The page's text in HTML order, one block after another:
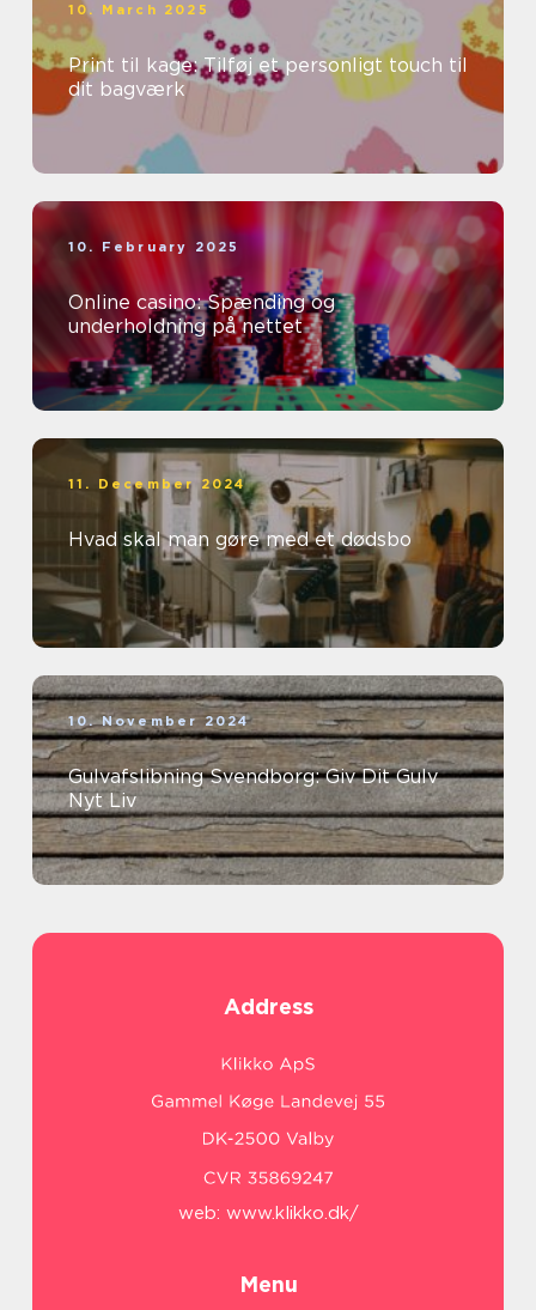
10. March 2025
Print til kage: Tilføj et personligt touch til
dit bagværk
10. February 2025
Online casino: Spænding og
underholdning på nettet
11. December 2024
Hvad skal man gøre med et dødsbo
10. November 2024
Gulvafslibning Svendborg: Giv Dit Gulv
Nyt Liv
Address
web: www.klikko.dk/
Menu